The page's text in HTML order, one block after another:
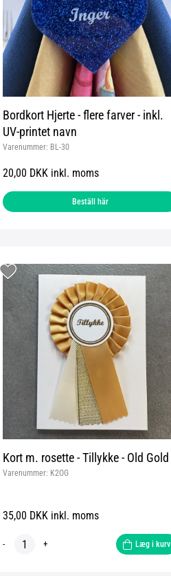
Bordkort Hjerte - flere farver - inkl.
UV-printet navn
Varenummer: BL-30
20,00 DKK inkl. moms
Beställ här
Kort m. rosette - Tillykke - Old Gold
Varenummer: K2OG
35,00 DKK inkl. moms
- + Læg i kurv